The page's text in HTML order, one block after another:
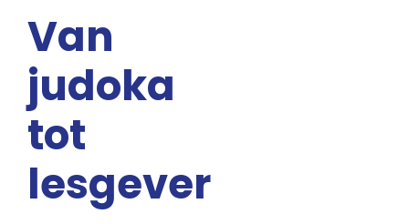
Van
judoka
tot
lesgever